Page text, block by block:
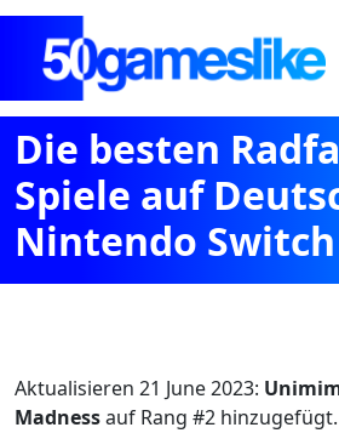
Die besten
Spiele auf
Nintendo Switch
Aktualisieren 21 June 2023:
Madnessauf Rang #2 hinzugefügt.